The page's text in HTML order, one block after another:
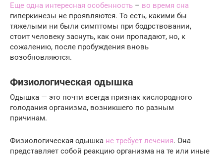
Еще одна интересная особенность – во время сна
гиперкинезы не проявляются. То есть, какими бы
тяжелыми ни были симптомы при бодрствовании,
стоит человеку заснуть, как они пропадают, но, к
сожалению, после пробуждения вновь
возобновляются.
Физиологическая одышка
Одышка — это почти всегда признак кислородного
голодания организма, возникшего по разным
причинам.
Физиологическая одышка не требует лечения. Она
представляет собой реакцию организма на те или иные